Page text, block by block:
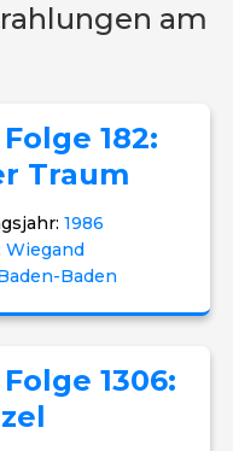
am
182:
Traum
1986
Wiegand
Baden
1306: